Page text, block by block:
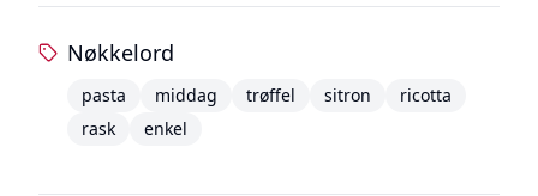
Nøkkelord
pasta middag trøffel sitron
ricotta
rask
enkel